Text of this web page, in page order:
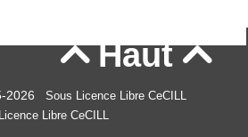
Haut
2026
Sous Licence Libre CeCILL
Licence Libre CeCILL